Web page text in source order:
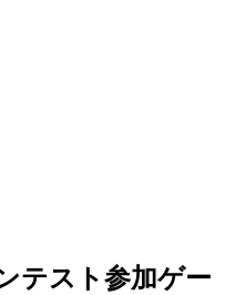
テスト参加ゲー